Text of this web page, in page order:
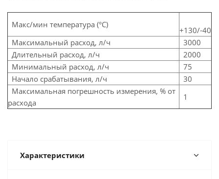
Макс/мин температура (°С)
+130/-40
Максимальный расход, л/ч
3000
Длительный расход, л/ч
2000
Минимальный расход, л/ч
75
Начало срабатывания, л/ч
30
Максимальная погрешность измерения, % от
расхода
1
Характеристики